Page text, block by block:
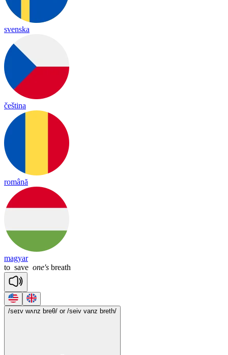
svenska
čeština
română
magyar
to save one's breath
/seɪv wʌnz breθ/ or /seiv vanz breth/